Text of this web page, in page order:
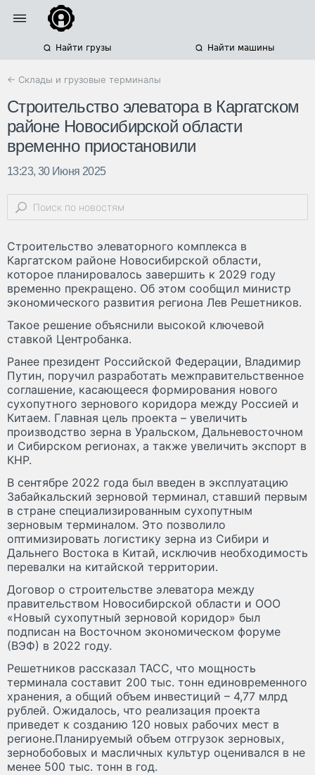
Найти грузы Найти машины
← Склады и грузовые терминалы
Строительство элеватора в Каргатском
районе Новосибирской области
временно приостановили
13:23, 30 Июня 2025
Строительство элеваторного комплекса в
Каргатском районе Новосибирской области,
которое планировалось завершить к 2029 году
временно прекращено. Об этом сообщил министр
экономического развития региона Лев Решетников.
Такое решение объяснили высокой ключевой
ставкой Центробанка.
Ранее президент Российской Федерации, Владимир
Путин, поручил разработать межправительственное
соглашение, касающееся формирования нового
сухопутного зернового коридора между Россией и
Китаем. Главная цель проекта – увеличить
производство зерна в Уральском, Дальневосточном
и Сибирском регионах, а также увеличить экспорт в
КНР.
В сентябре 2022 года был введен в эксплуатацию
Забайкальский зерновой терминал, ставший первым
в стране специализированным сухопутным
зерновым терминалом. Это позволило
оптимизировать логистику зерна из Сибири и
Дальнего Востока в Китай, исключив необходимость
перевалки на китайской территории.
Договор о строительстве элеватора между
правительством Новосибирской области и ООО
«Новый сухопутный зерновой коридор» был
подписан на Восточном экономическом форуме
(ВЭФ) в 2022 году.
Решетников рассказал ТАСС, что мощность
терминала составит 200 тыс. тонн единовременного
хранения, а общий объем инвестиций – 4,77 млрд
рублей. Ожидалось, что реализация проекта
приведет к созданию 120 новых рабочих мест в
регионе.Планируемый объем отгрузок зерновых,
зернобобовых и масличных культур оценивался в не
менее 500 тыс. тонн в год.